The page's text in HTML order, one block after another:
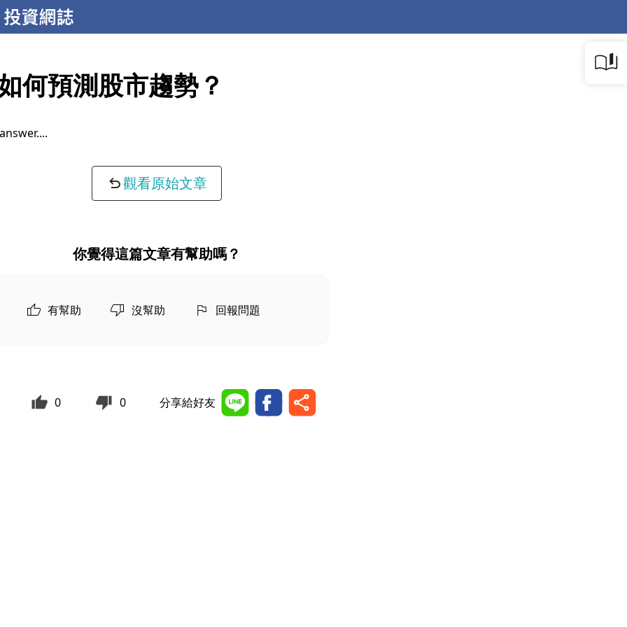
何預測股市趨勢？
觀看原始文章
你覺得這篇文章有幫助嗎？
有幫助 沒幫助 回報問題
0 0 分享給好友